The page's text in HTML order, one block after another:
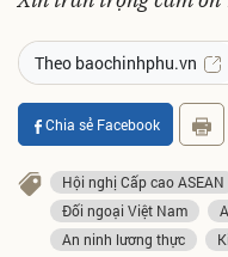
Theo baochinhphu.vn
Chia sẻ Facebook
Hội nghị Cấp cao ASEAN
Đối ngoại Việt Nam
An ninh lương thực